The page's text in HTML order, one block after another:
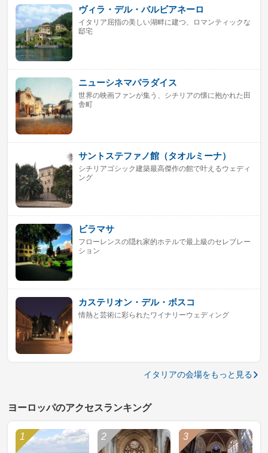
ヴィラ・デル・バルビアネーロ
イタリア屈指の美しい湖畔に建つ、ロマンティックな
邸宅
ニューシネマパラダイス
世界の映画ファンが集う、シチリアの懐に抱かれた田
舎町
サントステファノ館（タオルミーナ）
シチリアゴシック建築最高傑作の館で叶えるウェディ
ング
ビラマサ
フローレンスの隠れ家的ホテルで最上級のセレブレー
ション
カステリオン・デル・ボスコ
情熱と芸術に彩られたワイナリーウェディング
イタリアの会場をもっと見る
ヨーロッパのアクセスランキング